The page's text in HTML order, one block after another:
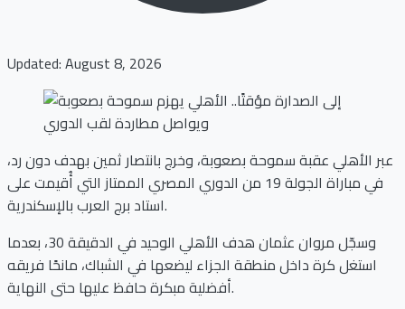
Updated: August 8, 2026
عبر الأهلي عقبة سموحة بصعوبة، وخرج بانتصار ثمين بهدف دون رد،
في مباراة الجولة 19 من الدوري المصري الممتاز التي أُقيمت على
استاد برج العرب بالإسكندرية.
وسجّل مروان عثمان هدف الأهلي الوحيد في الدقيقة 30، بعدما
استغل كرة داخل منطقة الجزاء ليضعها في الشباك، مانحًا فريقه
أفضلية مبكرة حافظ عليها حتى النهاية.